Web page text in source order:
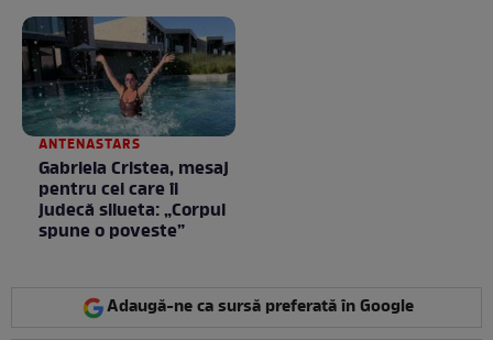
ANTENASTARS
Gabriela Cristea, mesaj
pentru cei care îi
judecă silueta: „Corpul
spune o poveste”
Adaugă-ne ca sursă preferată în Google